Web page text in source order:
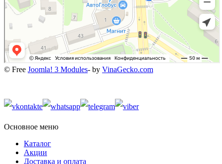
© Free Joomla! 3 Modules- by VinaGecko.com
Основное меню
Каталог
Акции
Доставка и оплата